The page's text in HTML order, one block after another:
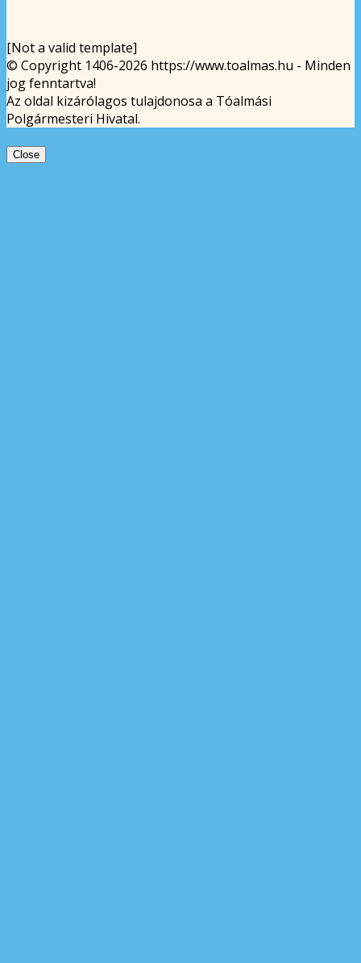
[Not a valid template]
© Copyright 1406-2026 https://www.toalmas.hu - Minden
jog fenntartva!
Az oldal kizárólagos tulajdonosa a Tóalmási
Polgármesteri Hivatal.
Close